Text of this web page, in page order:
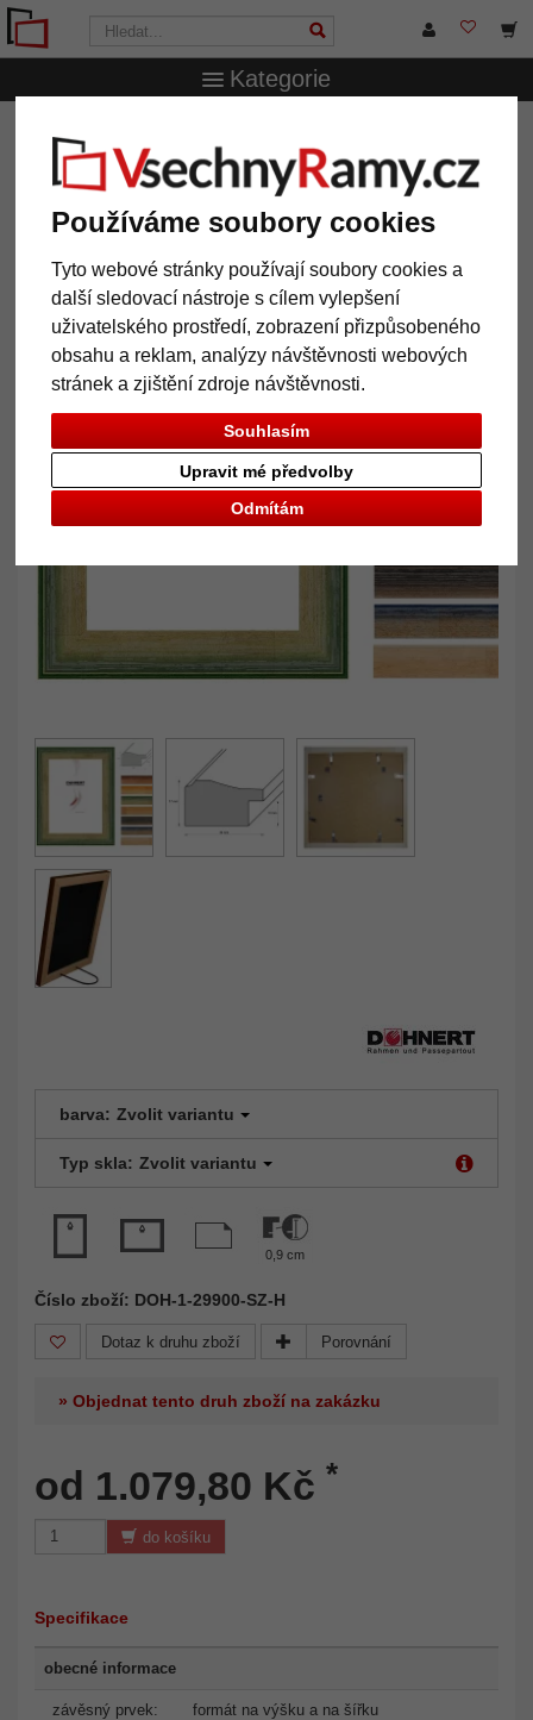
Používáme soubory cookies
Tyto webové stránky používají soubory cookies a
další sledovací nástroje s cílem vylepšení
uživatelského prostředí, zobrazení přizpůsobeného
obsahu a reklam, analýzy návštěvnosti webových
stránek a zjištění zdroje návštěvnosti.
Souhlasím
Odmítám
Upravit mé předvolby
Kategorie
Dřevěný rám High Barnet na míru
Dřevěný rám High Barnet na míru
Zpět
barva: Zvolit variantu
Typ skla: Zvolit variantu
0,9 cm
Číslo zboží: DOH-1-29900-SZ-H
Dotaz k druhu zboží Porovnání
» Objednat tento druh zboží na zakázku
od 1.079,80 Kč *
do košíku
Specifikace
obecné informace
závěsný prvek: formát na výšku a na šířku